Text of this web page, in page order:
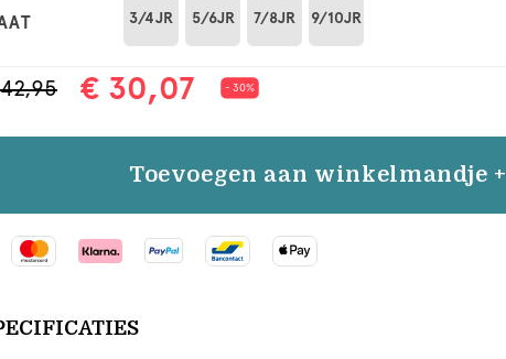
3/4JR 5/6JR 7/8JR 9/10JR
€ 30,07 - 30%
Toevoegen aan winkelmandje +